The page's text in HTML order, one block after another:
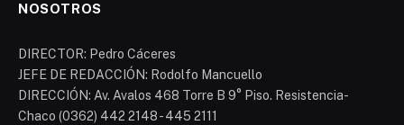
NOSOTROS
DIRECTOR: Pedro Cáceres
JEFE DE REDACCIÓN: Rodolfo Mancuello
DIRECCIÓN: Av. Avalos 468 Torre B 9° Piso. Resistencia-
Chaco (0362) 442 2148 - 445 2111